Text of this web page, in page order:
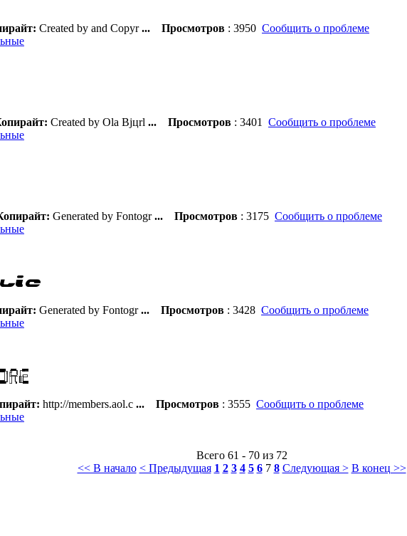
Created by and Copyr... Просмотров : 3950 Сообщить о проблеме
Created by Ola Bjцrl ... Просмотров : 3401
Сообщить о проблеме
Generated by Fontogr... Просмотров : 3175 Сообщить о проблеме
Generated by Fontogr... Просмотров : 3428 Сообщить о проблеме
http://members.aol.c ... Просмотров : 3555 Сообщить о проблеме
Всего 61 - 70 из 72
<< В начало < Предыдущая 1 2 3 4 5 6 7 8 Следующая > В конец >>